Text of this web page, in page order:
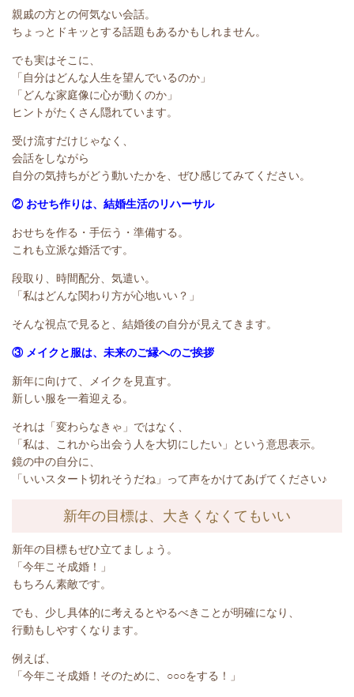
親戚の方との何気ない会話。
ちょっとドキッとする話題もあるかもしれません。
でも実はそこに、
「自分はどんな人生を望んでいるのか」
「どんな家庭像に心が動くのか」
ヒントがたくさん隠れています。
受け流すだけじゃなく、
会話をしながら
自分の気持ちがどう動いたかを、ぜひ感じてみてください。
② おせち作りは、結婚生活のリハーサル
おせちを作る・手伝う・準備する。
これも立派な婚活です。
段取り、時間配分、気遣い。
「私はどんな関わり方が心地いい？」
そんな視点で見ると、結婚後の自分が見えてきます。
③ メイクと服は、未来のご縁へのご挨拶
新年に向けて、
メイクを見直す。
新しい服を一着迎える。
それは「変わらなきゃ」ではなく、
「私は、これから出会う人を大切にしたい」という意思表示。
鏡の中の自分に、
「いいスタート切れそうだね」って声をかけてあげてください♪
新年の目標は、大きくなくてもいい
新年の目標もぜひ立てましょう。
「今年こそ成婚！」
もちろん素敵です。
でも、少し具体的に考えるとやるべきことが明確になり、
行動もしやすくなります。
例えば、
「今年こそ成婚！そのために、○○○をする！」